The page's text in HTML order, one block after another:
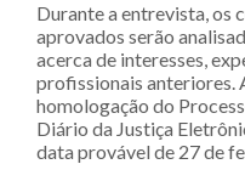
Durante a entrevista, os
aprovados serão
acerca de interesses,
profissionais anteriores.
homologação do
Diário da Justiça
data provável de 27 de